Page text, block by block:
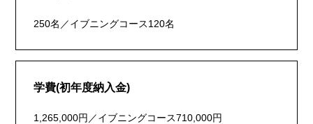
250名／イブニングコース120名
学費(初年度納入金)
1,265,000円／イブニングコース710,000円